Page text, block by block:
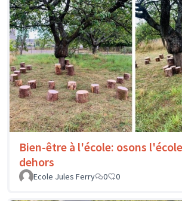
Bien-être à l'école: osons l'école
dehors
Ecole Jules Ferry
0 0